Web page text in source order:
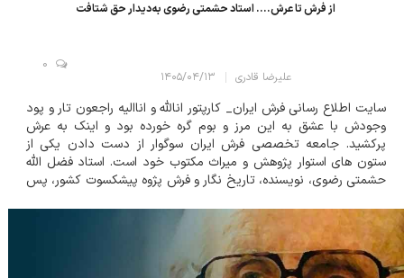
از فرش تا عرش.... استاد حشمتی رضوی به‌دیدار حق شتافت
علیرضا قادری ۱۴۰۵/۰۴/۱۳
0
سایت اطلاع رسانی فرش ایران_ کارپتور انالله و اناالیه راجعون تار و پود
وجودش با عشق به این مرز و بوم گره خورده بود و اینک به عرش
پرکشید. جامعه تخصصی فرش ایران سوگوار از دست دادن یکی از
ستون های استوار پژوهش و میراث مکتوب خود است. استاد فضل الله
حشمتی رضوی، نویسنده، تاریخ نگار و فرش پژوه پیشکسوت کشور، پس
فرش دستباف،...